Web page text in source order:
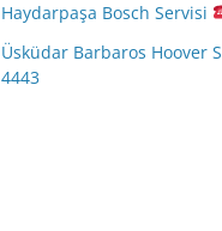
Haydarpaşa Bosch Servisi
Üsküdar Barbaros Hoover
4443